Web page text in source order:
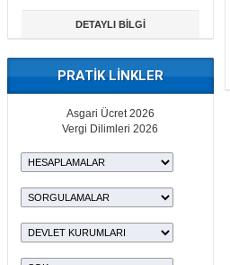
DETAYLI BİLGİ
PRATİK LİNKLER
Asgari Ücret 2026
Vergi Dilimleri 2026